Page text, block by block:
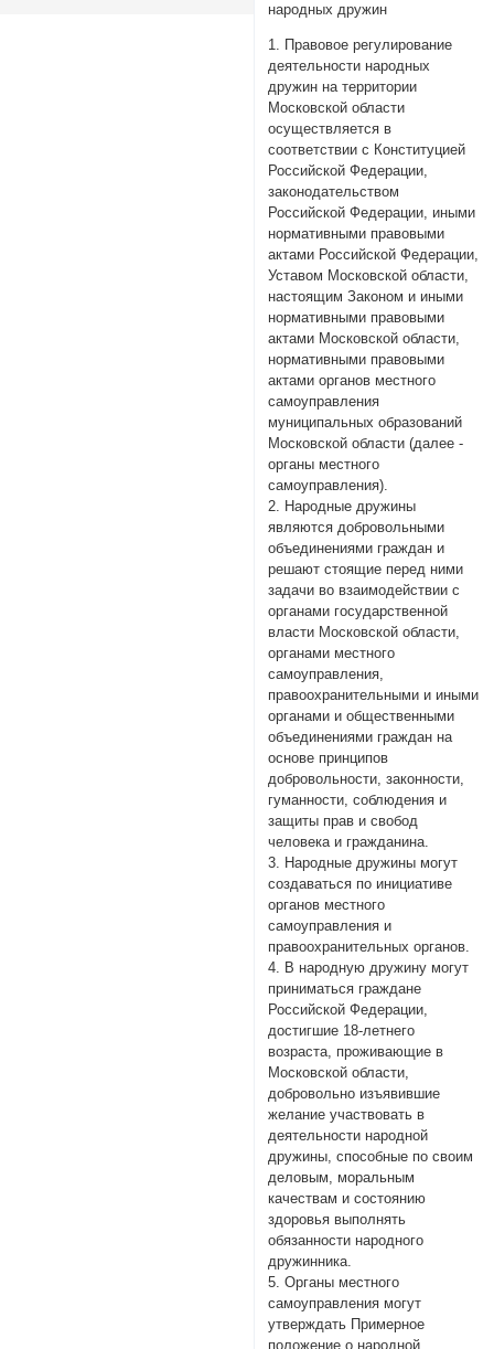
народных дружин
1. Правовое регулирование
деятельности народных
дружин на территории
Московской области
осуществляется в
соответствии с Конституцией
Российской Федерации,
законодательством
Российской Федерации, иными
нормативными правовыми
актами Российской Федерации,
Уставом Московской области,
настоящим Законом и иными
нормативными правовыми
актами Московской области,
нормативными правовыми
актами органов местного
самоуправления
муниципальных образований
Московской области (далее -
органы местного
самоуправления).
2. Народные дружины
являются добровольными
объединениями граждан и
решают стоящие перед ними
задачи во взаимодействии с
органами государственной
власти Московской области,
органами местного
самоуправления,
правоохранительными и иными
органами и общественными
объединениями граждан на
основе принципов
добровольности, законности,
гуманности, соблюдения и
защиты прав и свобод
человека и гражданина.
3. Народные дружины могут
создаваться по инициативе
органов местного
самоуправления и
правоохранительных органов.
4. В народную дружину могут
приниматься граждане
Российской Федерации,
достигшие 18-летнего
возраста, проживающие в
Московской области,
добровольно изъявившие
желание участвовать в
деятельности народной
дружины, способные по своим
деловым, моральным
качествам и состоянию
здоровья выполнять
обязанности народного
дружинника.
5. Органы местного
самоуправления могут
утверждать Примерное
положение о народной